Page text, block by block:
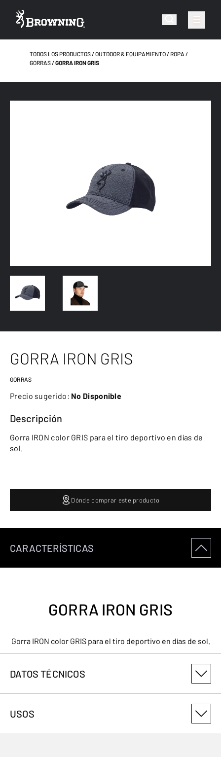
TODOS LOS PRODUCTOS OUTDOOR & EQUIPAMIENTO
ROPA
GORRAS
GORRA IRON GRIS
GORRA IRON GRIS
GORRAS
Precio sugerido: No Disponible
Descripción
Gorra IRON color GRIS para el tiro deportivo en días de
sol.
Dónde comprar este producto
CARACTERÍSTICAS
GORRA IRON GRIS
Gorra IRON color GRIS para el tiro deportivo en días de sol.
DATOS TÉCNICOS
30861715
USOS